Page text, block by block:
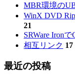
MBR環境の
WinX DVD
21
SRWare Iron
相互リンク 17
最近の投稿